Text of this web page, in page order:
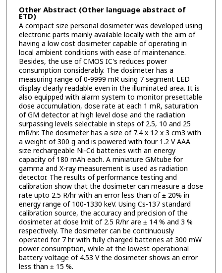
Other Abstract (Other language abstract of
ETD)
A compact size personal dosimeter was developed using
electronic parts mainly available locally with the aim of
having a low cost dosimeter capable of operating in
local ambient conditions with ease of maintenance.
Besides, the use of CMOS IC's reduces power
consumption considerably. The dosimeter has a
measuring range of 0-9999 mR using 7 segment LED
display clearly readable even in the illuminated area. It is
also equipped with alarm system to monitor presettable
dose accumulation, dose rate at each 1 mR, saturation
of GM detector at high level dose and the radiation
surpassing levels selectable in steps of 2.5, 10 and 25
mR/hr. The dosimeter has a size of 7.4 x 12 x 3 cm3 with
a weight of 300 g and is powered with four 1.2 V AAA
size rechargeable Ni-Cd batteries with an energy
capacity of 180 mAh each. A miniature GMtube for
gamma and X-ray measurement is used as radiation
detector. The results of performance testing and
calibration show that the dosimeter can measure a dose
rate upto 2.5 R/hr with an error less than of ± 20% in
energy range of 100-1330 keV. Using Cs-137 standard
calibration source, the accuracy and precision of the
dosimeter at dose lmit of 2.5 R/hr are ± 14 % and 3 %
respectively. The dosimeter can be continuously
operated for 7 hr with fully charged batteries at 300 mW
power consumption, while at the lowest operational
battery voltage of 4.53 V the dosimeter shows an error
less than ± 15 %.